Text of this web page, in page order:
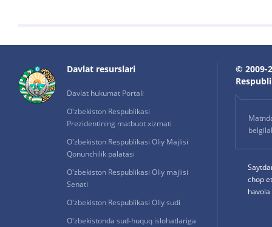
Davlat resurslari
Davlat hukumat Portali
O'zbekiston Respublikasi
Prezidentining matbuot xizmati
O'zbekiston Respublikasi Oliy Majlisi
Qonunchilik palatasi
O'zbekiston Respublikasi Oliy majlisi
Senati
O'zbekiston Respublikasi Oliy sudi
O'zbekistonda sud-huquq islohatlariga
© 2009-
chop